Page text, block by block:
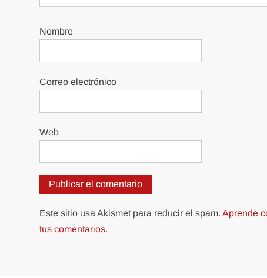
Nombre
Correo electrónico
Web
Este sitio usa Akismet para reducir el spam.Aprende
tus comentarios.